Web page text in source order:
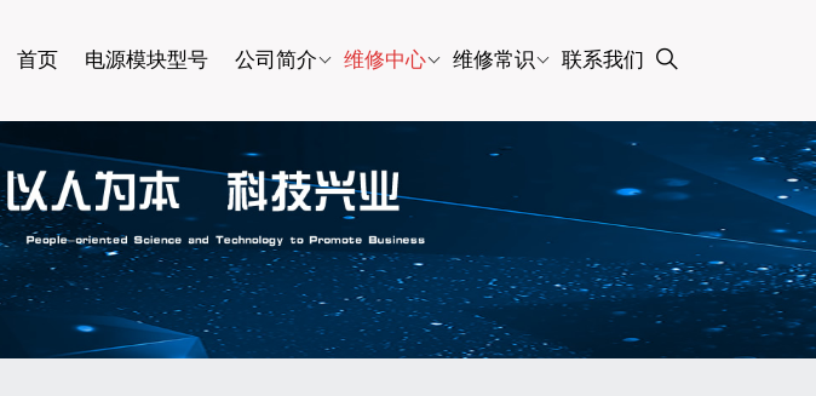
首页 电源模块型号 公司简介 维修中心 维修常识 联系我们